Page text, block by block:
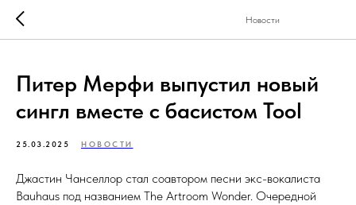
Новости
Питер Мерфи выпустил новый
сингл вместе с басистом Tool
25.03.2025 НОВОСТИ
Джастин Чанселлор стал соавтором песни экс-вокалиста
Bauhaus под названием The Artroom Wonder. Очередной